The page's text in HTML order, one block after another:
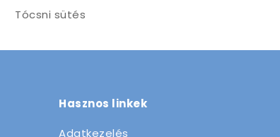
Tócsni sütés
Hasznos linkek
Adatkezelés